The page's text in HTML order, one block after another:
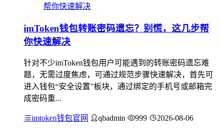
imToken钱包转账密码遗忘？别慌，这几步帮
你快速解决
针对不少imToken钱包用户可能遇到的转账密码遗忘难
题，无需过度焦虑，可通过规范步骤快速解决，首先可
进入钱包“安全设置”板块，通过绑定的手机号或邮箱完
成密码重...
imtoken钱包官网 qbadmin 999 2026-08-06